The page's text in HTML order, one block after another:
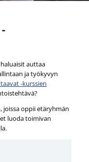
auttaa
ja työkyvyn
-kurssien
joissa oppii etäryhmän
luoda toimivan